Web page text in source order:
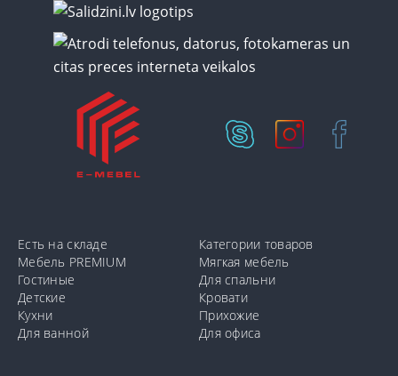
Есть на складе
Категории товаров
Мебель PREMIUM
Мягкая мебель
Гостиные
Для спальни
Детские
Кровати
Кухни
Прихожие
Для ванной
Для офиса